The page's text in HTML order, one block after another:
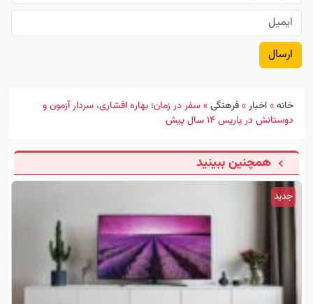
خانه»اخبار»فرهنگی»سفر در زمان؛ بهاره افشاری، سردار آزمون و
دوستانش در پاریس ۱۴ سال پیش
همچنین ببینید
جدید